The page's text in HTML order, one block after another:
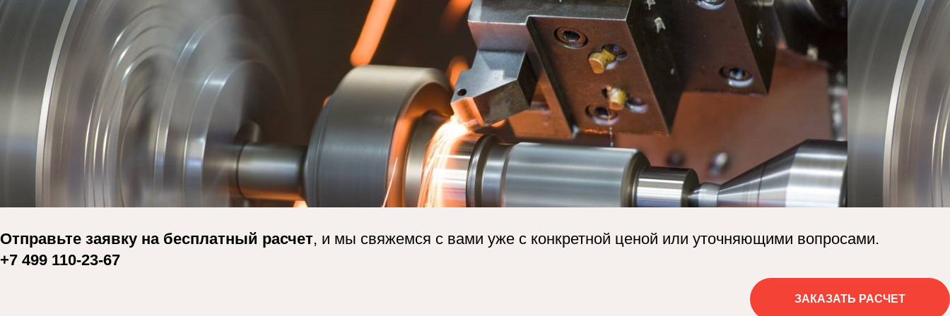
Отправьте заявку на бесплатный расчет, и мы свяжемся с вами уже с конкретной ценой или уточняющими вопросами.
+7 499 110-23-67
ЗАКАЗАТЬ РАСЧЕТ